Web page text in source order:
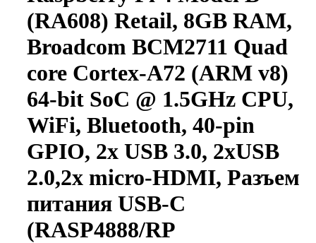
(RA608) Retail, 8GB RAM,
Broadcom BCM2711 Quad
core Cortex-A72 (ARM v8)
64-bit SoC @ 1.5GHz CPU,
WiFi, Bluetooth, 40-pin
GPIO, 2x USB 3.0, 2xUSB
2.0,2x micro-HDMI, Разъем
питания USB-C
(RASP4888/RP